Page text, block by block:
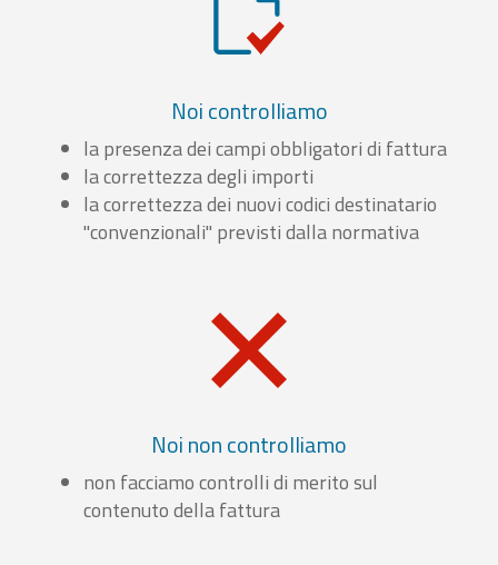
Noi controlliamo
la presenza dei campi obbligatori di fattura
la correttezza degli importi
la correttezza dei nuovi codici destinatario
"convenzionali" previsti dalla normativa
Noi non controlliamo
non facciamo controlli di merito sul
contenuto della fattura